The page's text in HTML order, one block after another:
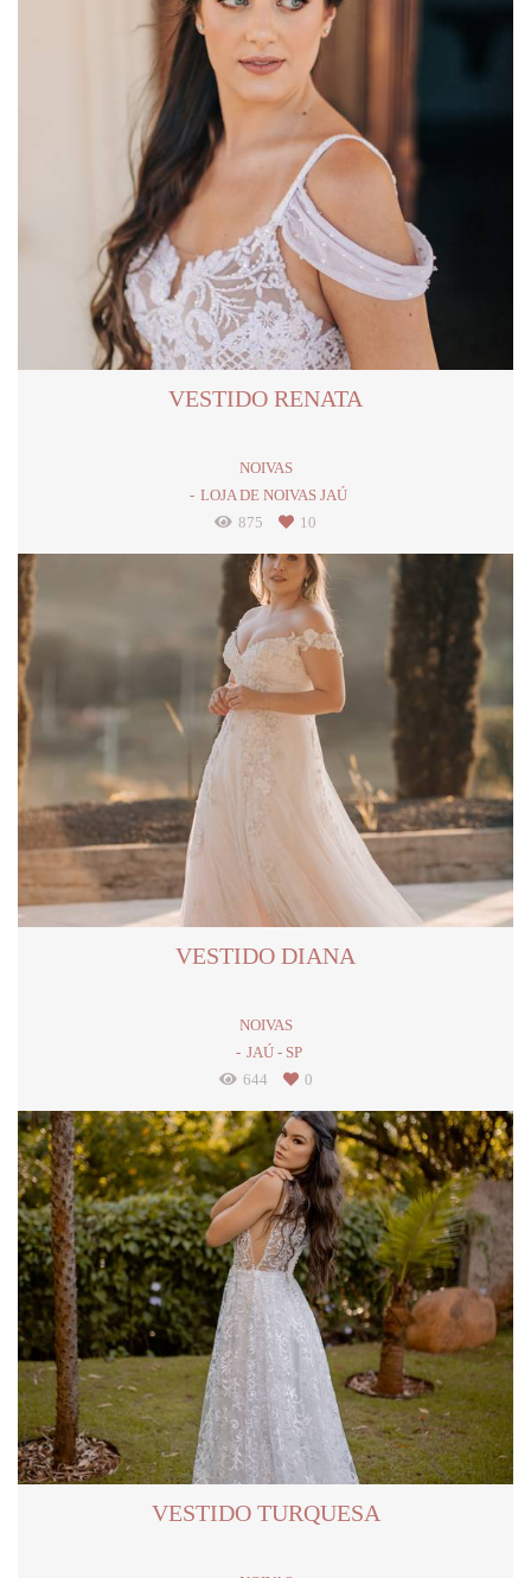
VESTIDO RENATA
NOIVAS
LOJA DE NOIVAS JAÚ
875
10
VESTIDO DIANA
NOIVAS
JAÚ - SP
644
0
VESTIDO TURQUESA